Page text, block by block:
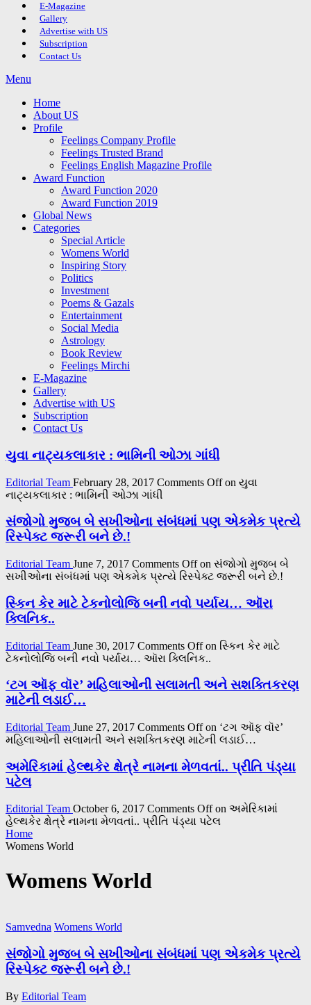
E-Magazine
Gallery
Advertise with US
Subscription
Contact Us
Menu
Home
About US
Profile
Feelings Company Profile
Feelings Trusted Brand
Feelings English Magazine Profile
Award Function
Award Function 2020
Award Function 2019
Global News
Categories
Special Article
Womens World
Inspiring Story
Politics
Investment
Poems & Gazals
Entertainment
Social Media
Astrology
Book Review
Feelings Mirchi
E-Magazine
Gallery
Advertise with US
Subscription
Contact Us
યુવા નાટ્યકલાકાર : ભામિની ઓઝા ગાંધી
Editorial Team February 28, 2017 Comments Offon યુવા
નાટ્યકલાકાર : ભામિની ઓઝા ગાંધી
સંજોગો મુજબ બે સખીઓના સંબંધમાં પણ એકમેક પ્રત્યે
રિસ્પેક્ટ જરૂરી બને છે.!
Editorial Team June 7, 2017 Comments Offon સંજોગો મુજબ બે
સખીઓના સંબંધમાં પણ એકમેક પ્રત્યે રિસ્પેક્ટ જરૂરી બને છે.!
સ્કિન કેર માટે ટેકનોલોજિ બની નવો પર્યાય… ઑરા
ક્લિનિક..
Editorial Team June 30, 2017 Comments Offon સ્કિન કેર માટે
ટેકનોલોજિ બની નવો પર્યાય… ઑરા ક્લિનિક..
‘ટગ ઑફ વૉર’ મહિલાઓની સલામતી અને સશક્તિકરણ
માટેની લડાઈ…
Editorial Team June 27, 2017 Comments Offon ‘ટગ ઑફ વૉર’
મહિલાઓની સલામતી અને સશક્તિકરણ માટેની લડાઈ…
અમેરિકામાં હેલ્થકેર ક્ષેત્રે નામના મેળવતાં.. પ્રીતિ પંડ્યા
પટેલ
Editorial Team October 6, 2017 Comments Offon અમેરિકામાં
હેલ્થકેર ક્ષેત્રે નામના મેળવતાં.. પ્રીતિ પંડ્યા પટેલ
Home
Womens World
Womens World
Samvedna Womens World
સંજોગો મુજબ બે સખીઓના સંબંધમાં પણ એકમેક પ્રત્યે
રિસ્પેક્ટ જરૂરી બને છે.!
By Editorial Team